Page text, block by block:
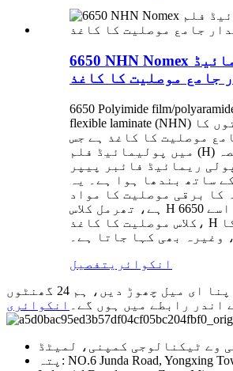
6650 NHN Nomex کاغذ پولیمائیڈ
جامع موصلیت کا کاغذ
6650 Polyimide film/
flexible laminate (NHN) ایک تین پرتوں کا
موصلیت کا کاغذ ہے جس
میں پولیمائیڈ فلم (H) کا ہر ایک حصہ
پولی ریمائیڈ فائبر پیپر (Nomex) کی
ساتھ بندھا ہوا ہے۔ یہ
کا برقی موصلیت کا مواد
ہے، تھرمل کلاس H ہے، اسے 6650 NHN، H
کلاس موصلیت کا کاغذ، H کلاس موصلیت کا
وغیرہ بھی کہا جاتا ہے۔
انکوائری تفصیل
براہ کرم ہمیں اپنا ای میل چھوڑ دیں، ہم 24 گھنٹوں
اندر رابطے میں ہوں گے۔
انکوائری
وے ٹیکنالوجی کمپنی، لمیٹڈ
پتہ: NO.6 Junda Road, Yongxing Town, High-tech